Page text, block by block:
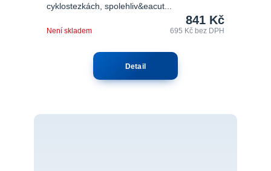
cyklostezkách, spolehliv&eacut...
841 Kč
695 Kč bez DPH
Není skladem
Detail